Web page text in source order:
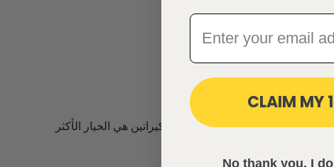
تسبب بعض الضرر للشعر، وصلات الكيراتين هي الخيار الأكثر
CLAIM MY
No thank you, I